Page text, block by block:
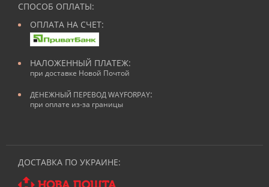
СПОСОБ ОПЛАТЫ:
ОПЛАТА НА СЧЕТ:
НАЛОЖЕННЫЙ ПЛАТЕЖ:
при доставке Новой Почтой
ДЕНЕЖНЫЙ ПЕРЕВОД WAYFORPAY:
при оплате из-за границы
ДОСТАВКА ПО УКРАИНЕ: